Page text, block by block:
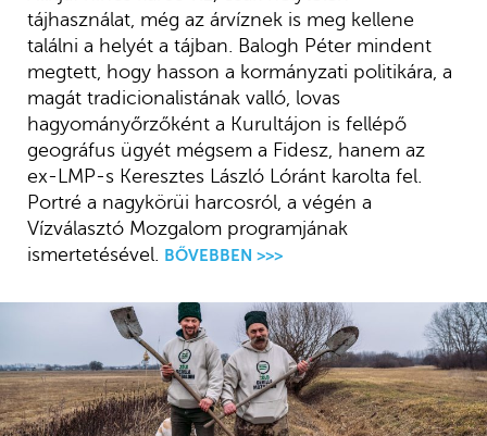
tájhasználat, még az árvíznek is meg kellene
találni a helyét a tájban. Balogh Péter mindent
megtett, hogy hasson a kormányzati politikára, a
magát tradicionalistának valló, lovas
hagyományőrzőként a Kurultájon is fellépő
geográfus ügyét mégsem a Fidesz, hanem az
ex-LMP-s Keresztes László Lóránt karolta fel.
Portré a nagykörüi harcosról, a végén a
Vízválasztó Mozgalom programjának
ismertetésével. BŐVEBBEN >>>